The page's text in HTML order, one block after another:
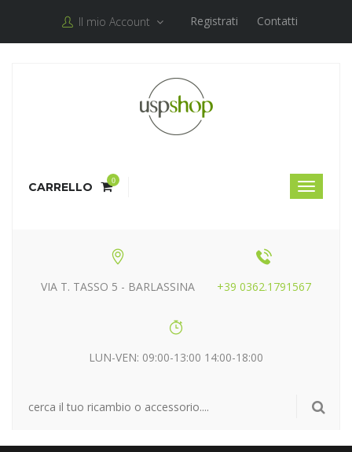
Il mio Account Registrati Contatti
CARRELLO 0
VIA T. TASSO 5 - BARLASSINA +39 0362.1791567
LUN-VEN: 09:00-13:00 14:00-18:00